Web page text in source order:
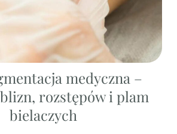
medyczna –
rozstępów i plam
bielaczych